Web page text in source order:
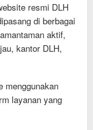
resmi DLH
di berbagai
aktif,
kantor DLH,
menggunakan
layanan yang